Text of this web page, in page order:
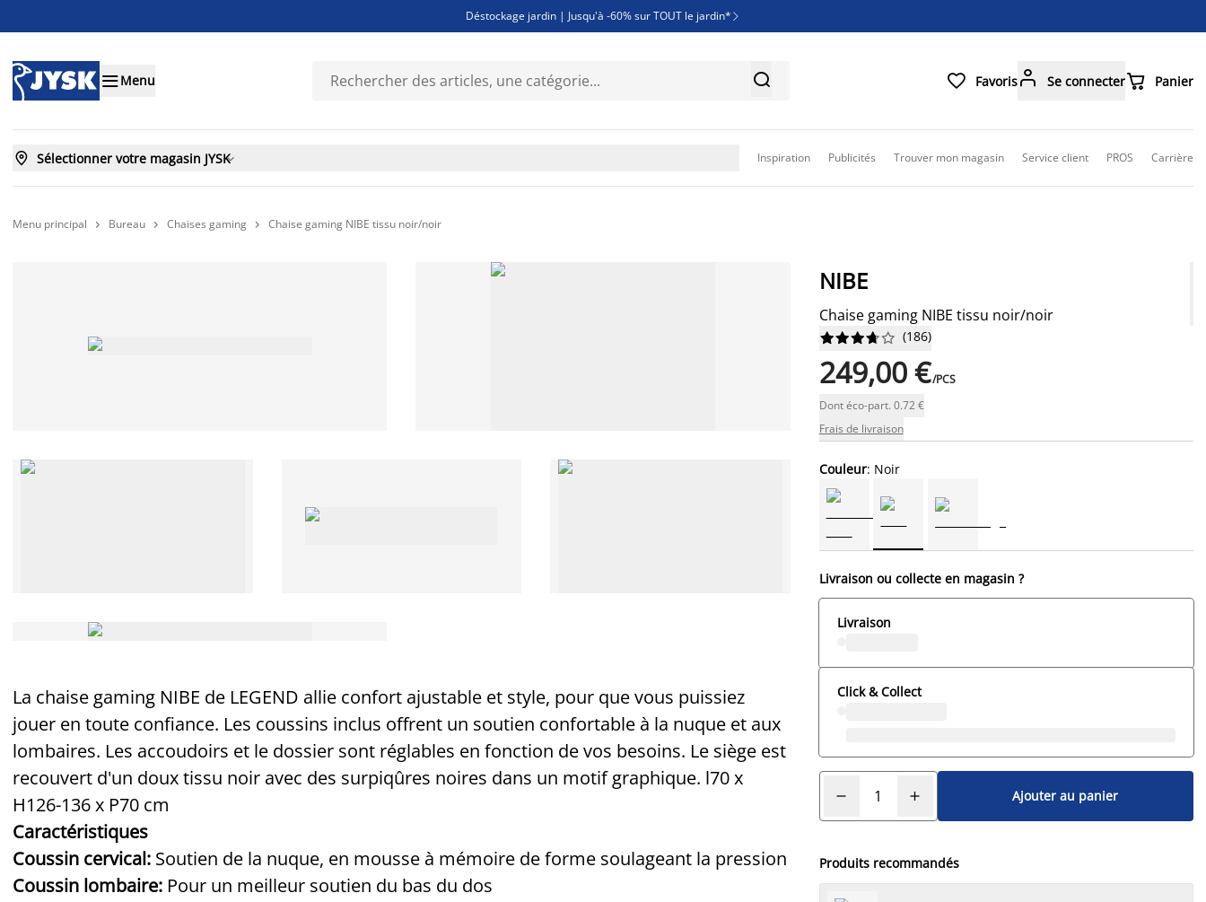
Déstockage jardin | Jusqu'à -60% sur TOUT le jardin* 
Découvrez les nouveautés de la collection
Menu   Favoris Se connecter Panier
 Sélectionner votre magasin JYSK Inspiration Publicités Trouver mon magasin Service client PROS Carrière
Menu principal  Bureau  Chaises gaming  Chaise gaming NIBE tissu noir/noir
La chaise gaming NIBE de LEGEND allie confort ajustable et style, pour que vous puissiez
jouer en toute confiance. Les coussins inclus offrent un soutien confortable à la nuque et aux
lombaires. Les accoudoirs et le dossier sont réglables en fonction de vos besoins. Le siège est
recouvert d'un doux tissu noir avec des surpiqûres noires dans un motif graphique. l70 x
H126-136 x P70 cm
Caractéristiques
Coussin cervical: Soutien de la nuque, en mousse à mémoire de forme soulageant la pression
Coussin lombaire: Pour un meilleur soutien du bas du dos
NIBE
Chaise gaming NIBE tissu noir/noir





 (186)
249,00 €/PCS
Dont éco-part. 0.72 €
Frais de livraison
Couleur: Noir
Livraison ou collecte en magasin ?
Livraison
Click & Collect
Ajouter au panier
Produits recommandés